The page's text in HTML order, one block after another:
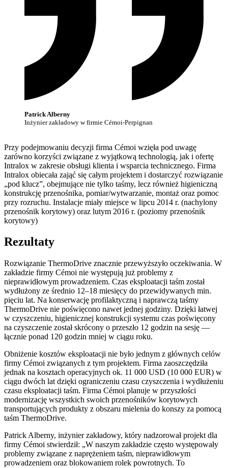
Patrick Alberny
Inżynier zakładowy w firmie Cémoi-Perpignan
Przy podejmowaniu decyzji firma Cémoi wzięła pod uwagę
zarówno korzyści związane z wyjątkową technologią, jak i ofertę
Intralox w zakresie obsługi klienta i wsparcia technicznego. Firma
Intralox obiecała zająć się całym projektem i dostarczyć rozwiązanie
„pod klucz”, obejmujące nie tylko taśmy, lecz również higieniczną
konstrukcję przenośnika, pomiar/wytwarzanie, montaż oraz pomoc
przy rozruchu. Instalacje miały miejsce w lipcu 2014 r. (nachylony
przenośnik korytowy) oraz lutym 2016 r. (poziomy przenośnik
korytowy)
Rezultaty
Rozwiązanie ThermoDrive znacznie przewyższyło oczekiwania. W
zakładzie firmy Cémoi nie występują już problemy z
nieprawidłowym prowadzeniem. Czas eksploatacji taśm został
wydłużony ze średnio 12–18 miesięcy do przewidywanych min.
pięciu lat. Na konserwację profilaktyczną i naprawczą taśmy
ThermoDrive nie poświęcono nawet jednej godziny. Dzięki łatwej
w czyszczeniu, higienicznej konstrukcji systemu czas poświęcony
na czyszczenie został skrócony o przeszło 12 godzin na sesję —
łącznie ponad 120 godzin mniej w ciągu roku.
Obniżenie kosztów eksploatacji nie było jednym z głównych celów
firmy Cémoi związanych z tym projektem. Firma zaoszczędziła
jednak na kosztach operacyjnych ok. 11 000 USD (10 000 EUR) w
ciągu dwóch lat dzięki ograniczeniu czasu czyszczenia i wydłużeniu
czasu eksploatacji taśm. Firma Cémoi planuje w przyszłości
modernizację wszystkich swoich przenośników korytowych
transportujących produkty z obszaru mielenia do konszy za pomocą
taśm ThermoDrive.
Patrick Alberny, inżynier zakładowy, który nadzorował projekt dla
firmy Cémoi stwierdził: „W naszym zakładzie często występowały
problemy związane z naprężeniem taśm, nieprawidłowym
prowadzeniem oraz blokowaniem rolek powrotnych. To